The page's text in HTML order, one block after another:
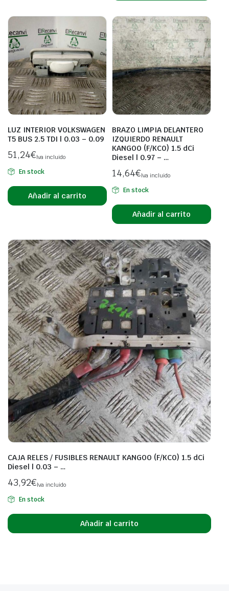
LUZ INTERIOR VOLKSWAGEN
T5 BUS 2.5 TDI | 0.03 – 0.09
51,24€Iva incluido
En stock
Añadir al carrito
BRAZO LIMPIA DELANTERO
IZQUIERDO RENAULT
KANGOO (F/KC0) 1.5 dCi
Diesel | 0.97 – …
14,64€Iva incluido
En stock
Añadir al carrito
CAJA RELES / FUSIBLES RENAULT KANGOO (F/KC0) 1.5 dCi
Diesel | 0.03 – …
43,92€Iva incluido
En stock
Añadir al carrito